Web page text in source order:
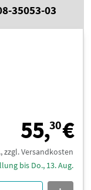
35053-03
55,30€
zzgl. Versandkosten
bis Do., 13. Aug.